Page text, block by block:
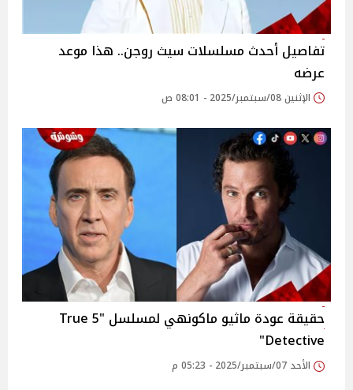
تفاصيل أحدث مسلسلات سيث روجن.. هذا موعد
عرضه
الإثنين 08/سبتمبر/2025 - 08:01 ص
حقيقة عودة ماثيو ماكونهي لمسلسل "5 True
Detective"
الأحد 07/سبتمبر/2025 - 05:23 م